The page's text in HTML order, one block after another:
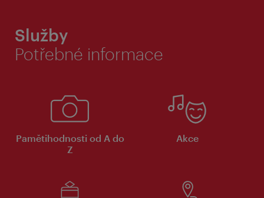
Služby
Potřebné informace
Pamětihodnosti od A do
Z
Akce